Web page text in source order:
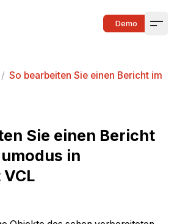
Demo
/ So bearbeiten Sie einen Bericht im
Sie einen Bericht
in